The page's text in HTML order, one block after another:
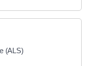
(ALS)